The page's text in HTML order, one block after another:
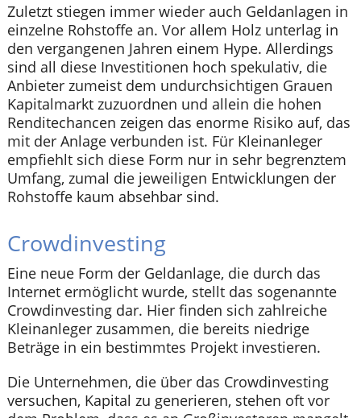
Zuletzt stiegen immer wieder auch Geldanlagen in
einzelne Rohstoffe an. Vor allem Holz unterlag in
den vergangenen Jahren einem Hype. Allerdings
sind all diese Investitionen hoch spekulativ, die
Anbieter zumeist dem undurchsichtigen Grauen
Kapitalmarkt zuzuordnen und allein die hohen
Renditechancen zeigen das enorme Risiko auf, das
mit der Anlage verbunden ist. Für Kleinanleger
empfiehlt sich diese Form nur in sehr begrenztem
Umfang, zumal die jeweiligen Entwicklungen der
Rohstoffe kaum absehbar sind.
Crowdinvesting
Eine neue Form der Geldanlage, die durch das
Internet ermöglicht wurde, stellt das sogenannte
Crowdinvesting dar. Hier finden sich zahlreiche
Kleinanleger zusammen, die bereits niedrige
Beträge in ein bestimmtes Projekt investieren.
Die Unternehmen, die über das Crowdinvesting
versuchen, Kapital zu generieren, stehen oft vor